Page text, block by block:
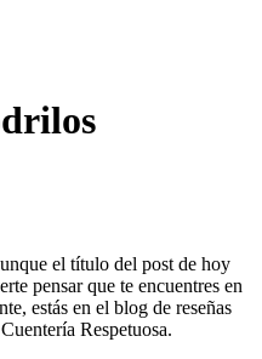
el título del post de hoy
pensar que te encuentres en
estás en el blog de reseñas
Respetuosa.